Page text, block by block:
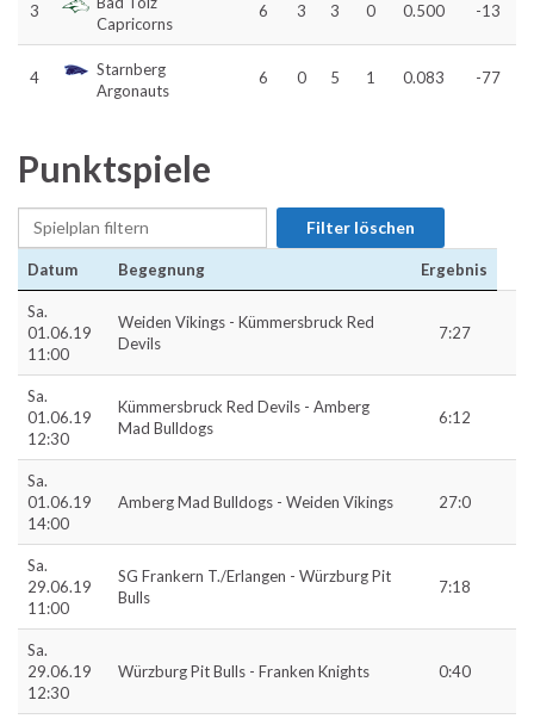
3
Capricorns
6 3 3 0 0.500 -13
4
Starnberg
Argonauts
6 0 5 1 0.083 -77
Punktspiele
Datum Begegnung Ergebnis
Sa.
01.06.19
11:00
Weiden Vikings - Kümmersbruck Red
Devils
7:27
Sa.
01.06.19
12:30
Kümmersbruck Red Devils - Amberg
Mad Bulldogs
6:12
Sa.
01.06.19
14:00
Amberg Mad Bulldogs - Weiden Vikings 27:0
Sa.
29.06.19
11:00
SG Frankern T./Erlangen - Würzburg Pit
Bulls
7:18
Sa.
29.06.19
12:30
Würzburg Pit Bulls - Franken Knights 0:40